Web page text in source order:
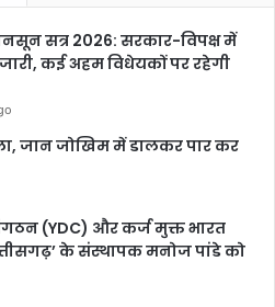
सत्र 2026: सरकार-विपक्ष में
कई अहम विधेयकों पर रहेगी
जान जोखिम में डालकर पार कर
(YDC) और कर्ज मुक्त भारत
के संस्थापक मनोज पांडे को